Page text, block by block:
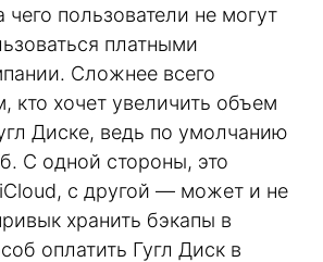
чего пользователи не могут
платными
Сложнее всего
кто хочет увеличить объем
Диске, ведь по умолчанию
С одной стороны, это
с другой — может и не
хранить бэкапы в
оплатить Гугл Диск в